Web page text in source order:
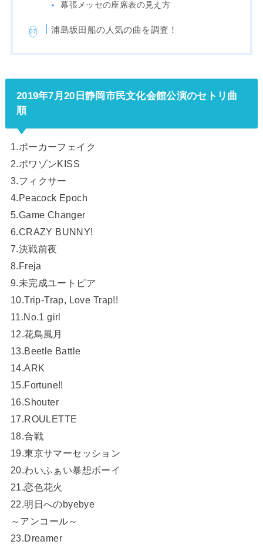
幕張メッセの座席表の見え方
浦島坂田船の人気の曲を調査！
2019年7月20日静岡市民文化会館公演のセトリ曲
順
1.ポーカーフェイク
2.ポワゾンKISS
3.フィクサー
4.Peacock Epoch
5.Game Changer
6.CRAZY BUNNY!
7.決戦前夜
8.Freja
9.未完成ユートピア
10.Trip-Trap, Love Trap!!
11.No.1 girl
12.花鳥風月
13.Beetle Battle
14.ARK
15.Fortune!!
16.Shouter
17.ROULETTE
18.合戦
19.東京サマーセッション
20.わいふぁい暴想ボーイ
21.恋色花火
22.明日へのbyebye
～アンコール～
23.Dreamer